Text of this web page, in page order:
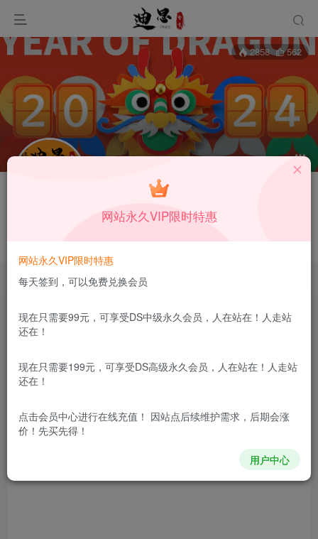
2858 562
评论 粉丝
网站永久VIP限时特惠
网站永久VIP限时特惠
每天签到，可以免费兑换会员
现在只需要99元，可享受DS中级永久会员，人在站在！人走站
还在！
现在只需要199元，可享受DS高级永久会员，人在站在！人走站
还在！
点击会员中心进行在线充值！ 因站点后续维护需求，后期会涨
价！先买先得！
用户中心